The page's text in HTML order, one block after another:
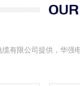
有限公司提供，华强